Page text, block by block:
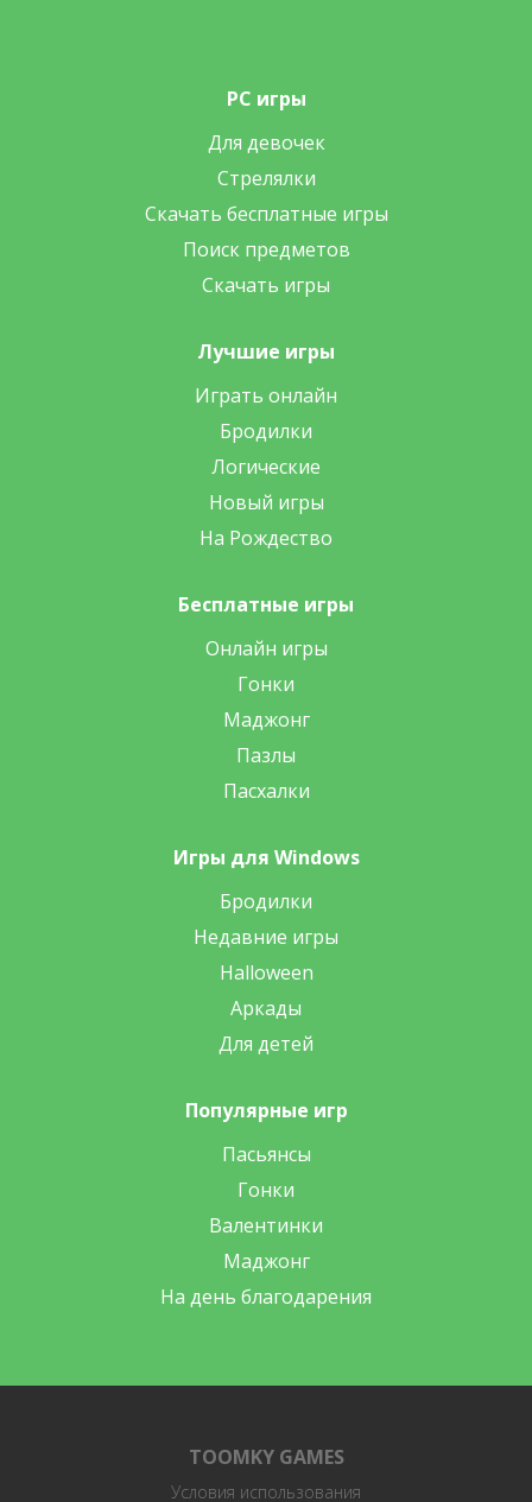
PC игры
Для девочек
Стрелялки
Скачать бесплатные игры
Поиск предметов
Скачать игры
Лучшие игры
Играть онлайн
Бродилки
Логические
Новый игры
На Рождество
Бесплатные игры
Онлайн игры
Гонки
Маджонг
Пазлы
Пасхалки
Игры для Windows
Бродилки
Недавние игры
Halloween
Аркады
Для детей
Популярные игр
Пасьянсы
Гонки
Валентинки
Маджонг
На день благодарения
TOOMKY GAMES
Условия использования